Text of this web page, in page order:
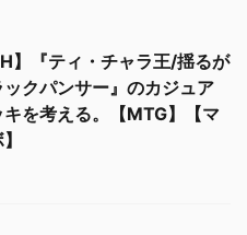
】『ティ・チャラ王/揺るが
クパンサー』のカジュア
を考える。【MTG】【マ